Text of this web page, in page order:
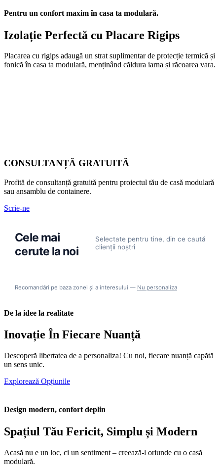
Pentru un confort maxim în casa ta modulară.
Izolație Perfectă cu Placare Rigips
Placarea cu rigips adaugă un strat suplimentar de protecție termică și
fonică în casa ta modulară, menținând căldura iarna și răcoarea vara.
CONSULTANȚĂ GRATUITĂ
Profită de consultanță gratuită pentru proiectul tău de casă modulară
sau ansamblu de containere.
Scrie-ne
Cele mai
cerute la noi
Selectate pentru tine, din ce caută
clienții noștri
30mp –
Dormitor – Living.
de la10.500 €
Solicită ofertă →
de la8.000 €+ TVA
Solicită ofertă →
36 mp
Casa din Containere
Grup Sanitar Complet
Echipat
de la14.500 €
Solicită ofertă →
27 mp
– Eleganta si Confort –
Dormitor + Living, Baie
Complet Echipata,
de la 8.900 €
– 28,8mp – Dormitor,
Grup Sanitar Complet,
Living, Suprafete
28.8 m²
de la12.500 €+ TVA
Recomandări pe baza zonei și a interesului — Nu personaliza
De la idee la realitate
Inovație În Fiecare Nuanță
Descoperă libertatea de a personaliza! Cu noi, fiecare nuanță capătă
un sens unic.
Explorează Opțiunile
Design modern, confort deplin
Spațiul Tău Fericit, Simplu și Modern
Acasă nu e un loc, ci un sentiment – creează-l oriunde cu o casă
modulară.